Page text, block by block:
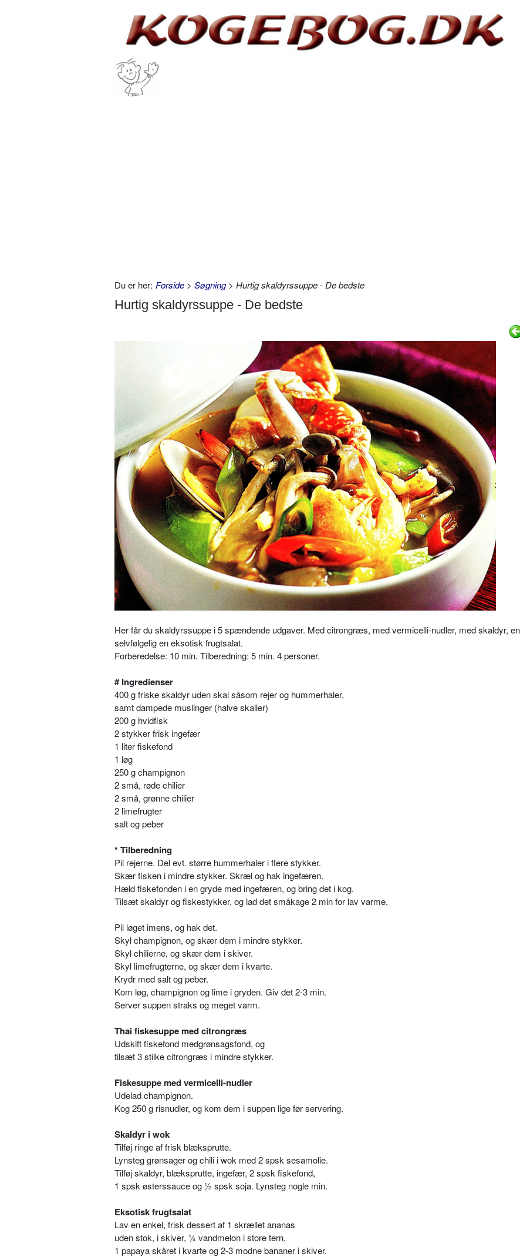
Du er her: Forside > Søgning> Hurtig skaldyrssuppe - De bedste
Hurtig skaldyrssuppe - De bedste
Her får du skaldyrssuppe i 5 spændende udgaver. Med citrongræs, med vermicelli-nudler, med skaldyr,
selvfølgelig en eksotisk frugtsalat.
Forberedelse: 10 min. Tilberedning: 5 min. 4 personer.
# Ingredienser
400 g friske skaldyr uden skal såsom rejer og hummerhaler,
samt dampede muslinger (halve skaller)
200 g hvidfisk
2 stykker frisk ingefær
1 liter fiskefond
1 løg
250 g champignon
2 små, røde chilier
2 små, grønne chilier
2 limefrugter
salt og peber
* Tilberedning
Pil rejerne. Del evt. større hummerhaler i flere stykker.
Skær fisken i mindre stykker. Skræl og hak ingefæren.
Hæld fiskefonden i en gryde med ingefæren, og bring det i kog.
Tilsæt skaldyr og fiskestykker, og lad det småkage 2 min for lav varme.
Pil løget imens, og hak det.
Skyl champignon, og skær dem i mindre stykker.
Skyl chilierne, og skær dem i skiver.
Skyl limefrugterne, og skær dem i kvarte.
Krydr med salt og peber.
Kom løg, champignon og lime i gryden. Giv det 2-3 min.
Server suppen straks og meget varm.
Thai fiskesuppe med citrongræs
Udskift fiskefond medgrønsagsfond, og
tilsæt 3 stilke citrongræs i mindre stykker.
Fiskesuppe med vermicelli-nudler
Udelad champignon.
Kog 250 g risnudler, og kom dem i suppen lige før servering.
Skaldyr i wok
Tilføj ringe af frisk blæksprutte.
Lynsteg grønsager og chili i wok med 2 spsk sesamolie.
Tilføj skaldyr, blæksprutte, ingefær, 2 spsk fiskefond,
1 spsk østerssauce og ½ spsk soja. Lynsteg nogle min.
Eksotisk frugtsalat
Lav en enkel, frisk dessert af 1 skrællet ananas
uden stok, i skiver, ¼ vandmelon i store tern,
1 papaya skåret i kvarte og 2-3 modne bananer i skiver.